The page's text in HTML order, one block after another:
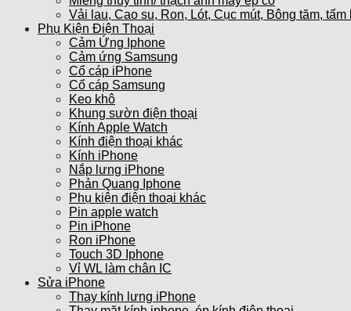
Vải lau, Cao su, Ron, Lót, Cục mút, Bông tăm, tấm
Phụ Kiện Điện Thoại
Cảm Ứng Iphone
Cảm ứng Samsung
Cổ cáp iPhone
Cổ cáp Samsung
Keo khô
Khung sườn điện thoại
Kính Apple Watch
Kính điện thoại khác
Kính iPhone
Nắp lưng iPhone
Phản Quang Iphone
Phụ kiện điện thoại khác
Pin apple watch
Pin iPhone
Ron iPhone
Touch 3D Iphone
Vỉ WL làm chân IC
Sửa iPhone
Thay kính lưng iPhone